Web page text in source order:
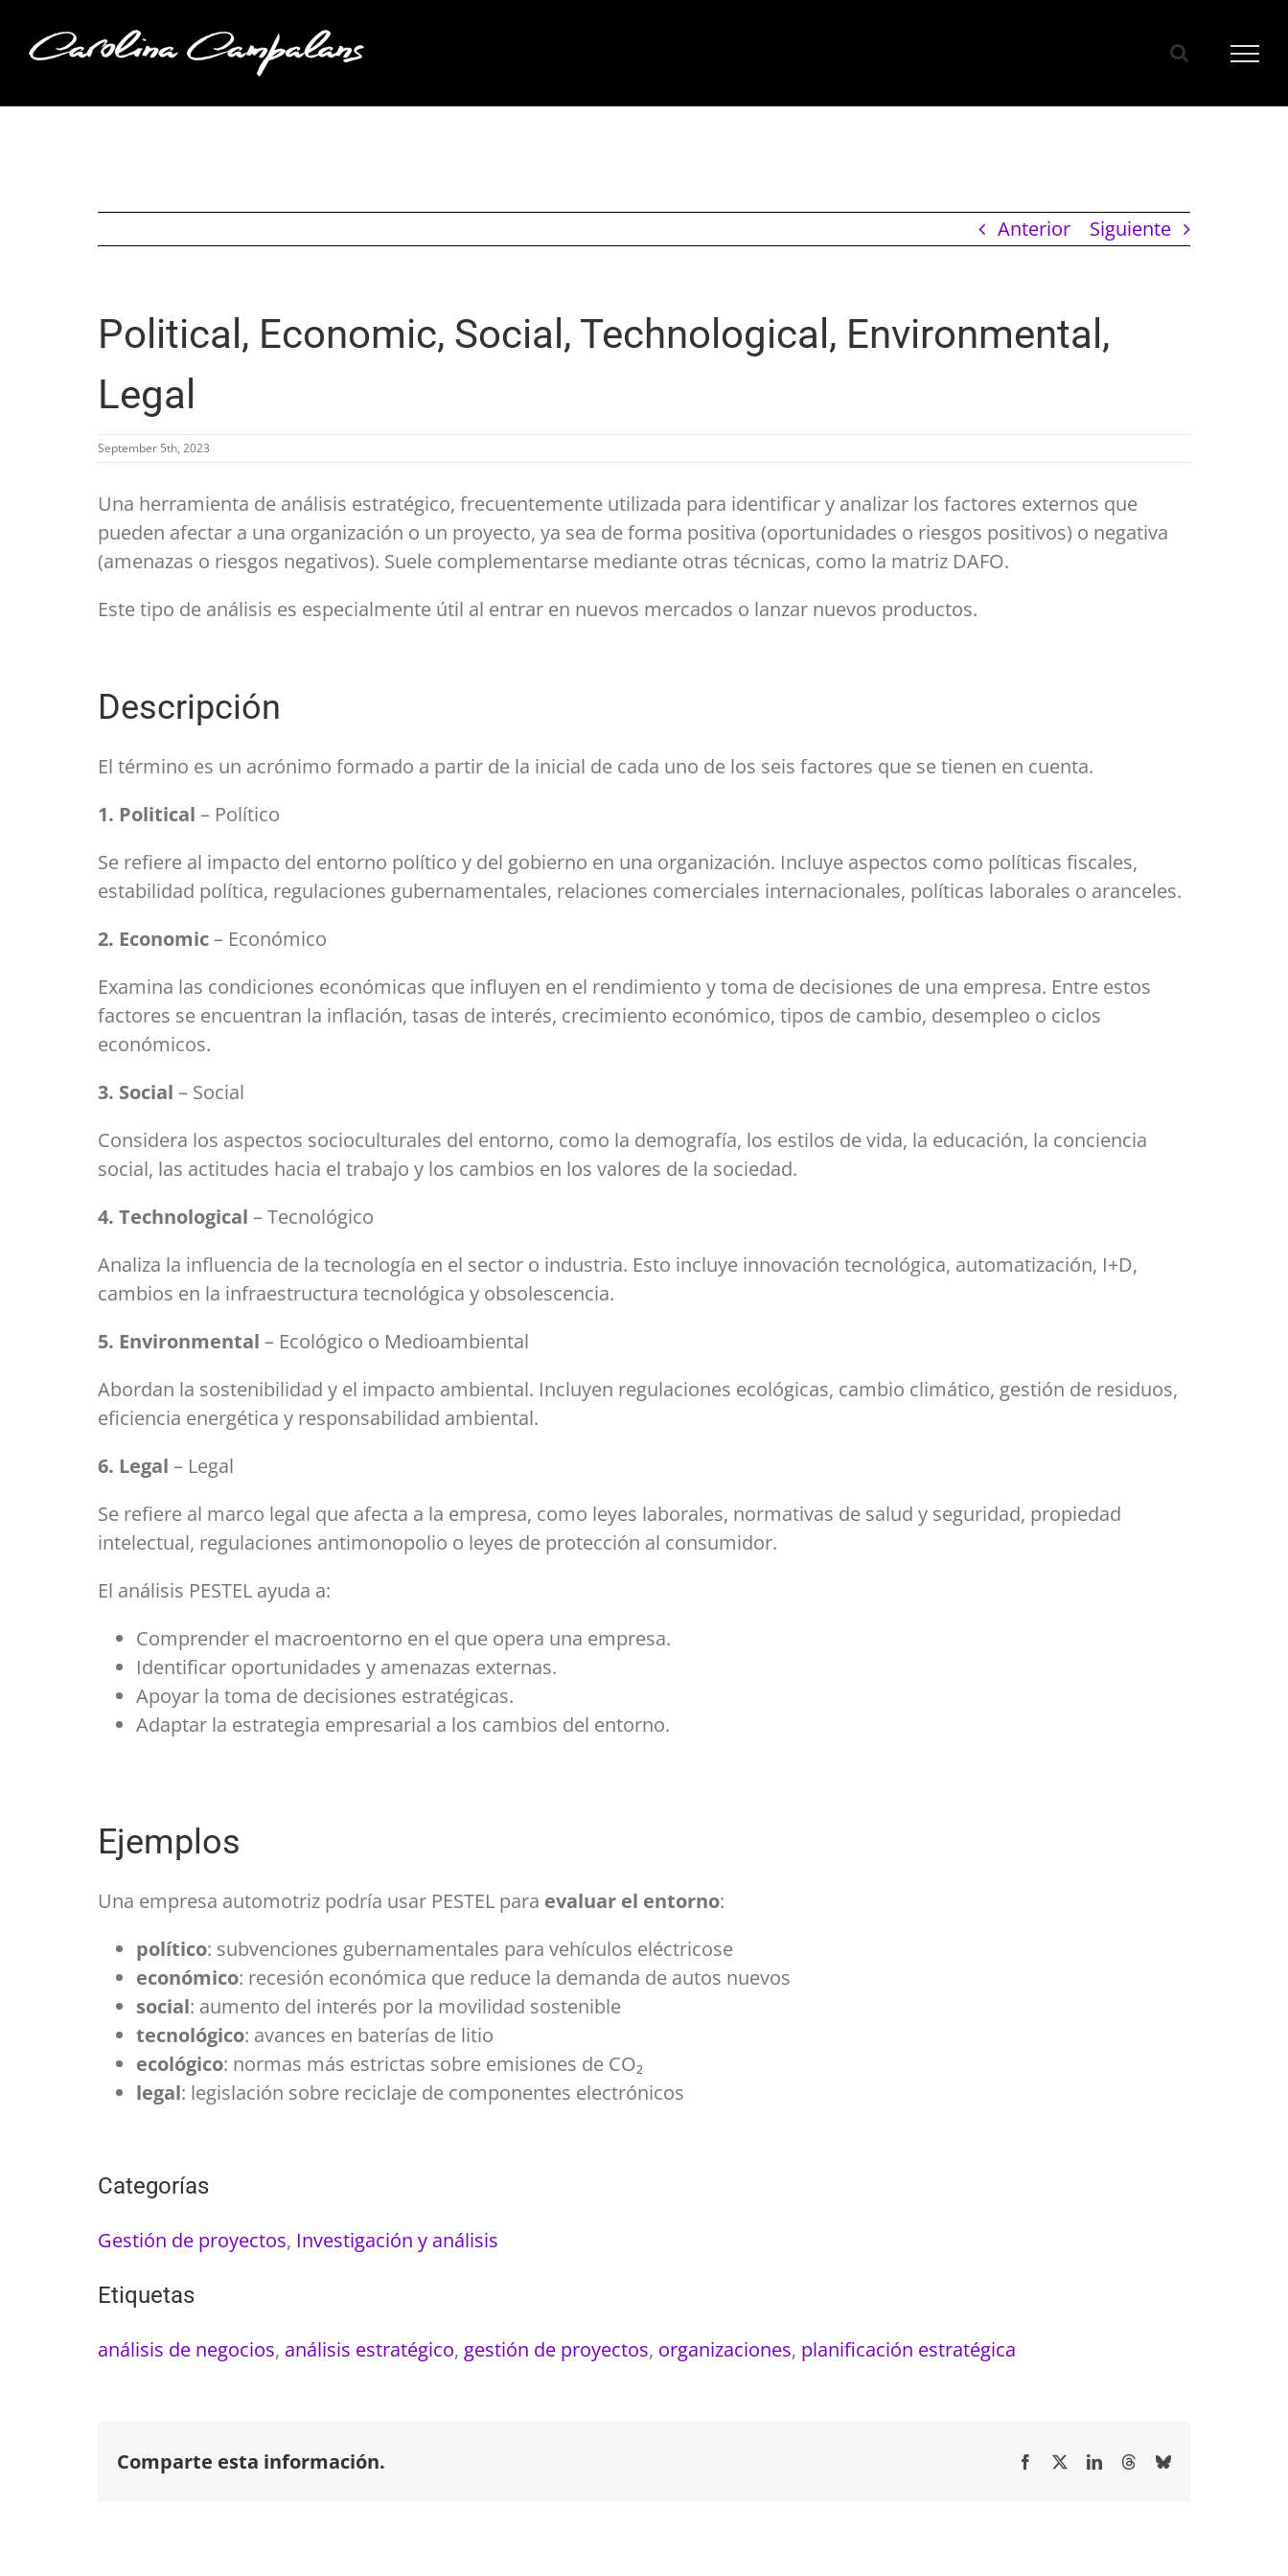
Anterior Siguiente
Political, Economic, Social, Technological, Environmental,
Legal
September 5th, 2023
Una herramienta de análisis estratégico, frecuentemente utilizada para identificar y analizar los factores externos que
pueden afectar a una organización o un proyecto, ya sea de forma positiva (oportunidades o riesgos positivos) o negativa
(amenazas o riesgos negativos). Suele complementarse mediante otras técnicas, como la matriz DAFO.
Este tipo de análisis es especialmente útil al entrar en nuevos mercados o lanzar nuevos productos.
Descripción
El término es un acrónimo formado a partir de la inicial de cada uno de los seis factores que se tienen en cuenta.
1. Political – Político
Se refiere al impacto del entorno político y del gobierno en una organización. Incluye aspectos como políticas fiscales,
estabilidad política, regulaciones gubernamentales, relaciones comerciales internacionales, políticas laborales o aranceles.
2. Economic– Económico
Examina las condiciones económicas que influyen en el rendimiento y toma de decisiones de una empresa. Entre estos
factores se encuentran la inflación, tasas de interés, crecimiento económico, tipos de cambio, desempleo o ciclos
económicos.
3. Social – Social
Considera los aspectos socioculturales del entorno, como la demografía, los estilos de vida, la educación, la conciencia
social, las actitudes hacia el trabajo y los cambios en los valores de la sociedad.
4. Technological – Tecnológico
Analiza la influencia de la tecnología en el sector o industria. Esto incluye innovación tecnológica, automatización, I+D,
cambios en la infraestructura tecnológica y obsolescencia.
5. Environmental – Ecológico o Medioambiental
Abordan la sostenibilidad y el impacto ambiental. Incluyen regulaciones ecológicas, cambio climático, gestión de residuos,
eficiencia energética y responsabilidad ambiental.
6. Legal – Legal
Se refiere al marco legal que afecta a la empresa, como leyes laborales, normativas de salud y seguridad, propiedad
intelectual, regulaciones antimonopolio o leyes de protección al consumidor.
El análisis PESTEL ayuda a:
Comprender el macroentorno en el que opera una empresa.
Identificar oportunidades y amenazas externas.
Apoyar la toma de decisiones estratégicas.
Adaptar la estrategia empresarial a los cambios del entorno.
Ejemplos
Una empresa automotriz podría usar PESTEL para evaluar el entorno:
político: subvenciones gubernamentales para vehículos eléctricose
económico: recesión económica que reduce la demanda de autos nuevos
social: aumento del interés por la movilidad sostenible
tecnológico: avances en baterías de litio
ecológico: normas más estrictas sobre emisiones de CO₂
legal: legislación sobre reciclaje de componentes electrónicos
Categorías
Gestión de proyectos, Investigación y análisis
Etiquetas
análisis de negocios, análisis estratégico, gestión de proyectos, organizaciones, planificación estratégica
Comparte esta información. Facebook LinkedInThreadsBluesky